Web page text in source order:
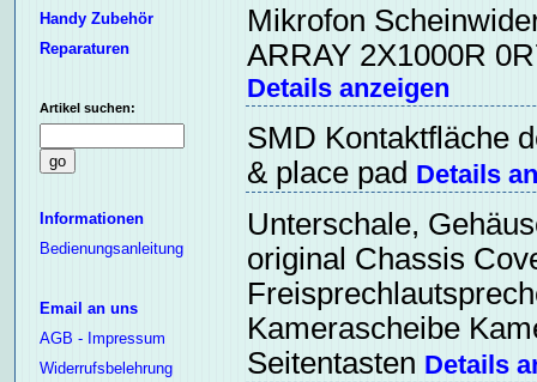
Handy Zubehör
Reparaturen
Artikel suchen:
Informationen
Bedienungsanleitung
Email an uns
AGB - Impressum
Widerrufsbelehrung
Mikrofon
ARRAY 2X1000R
Details anzeigen
SMD Kontaktfläche
& place pad Details
Unterschale,
original Chassis
Kamerascheibe
Seitentasten Details